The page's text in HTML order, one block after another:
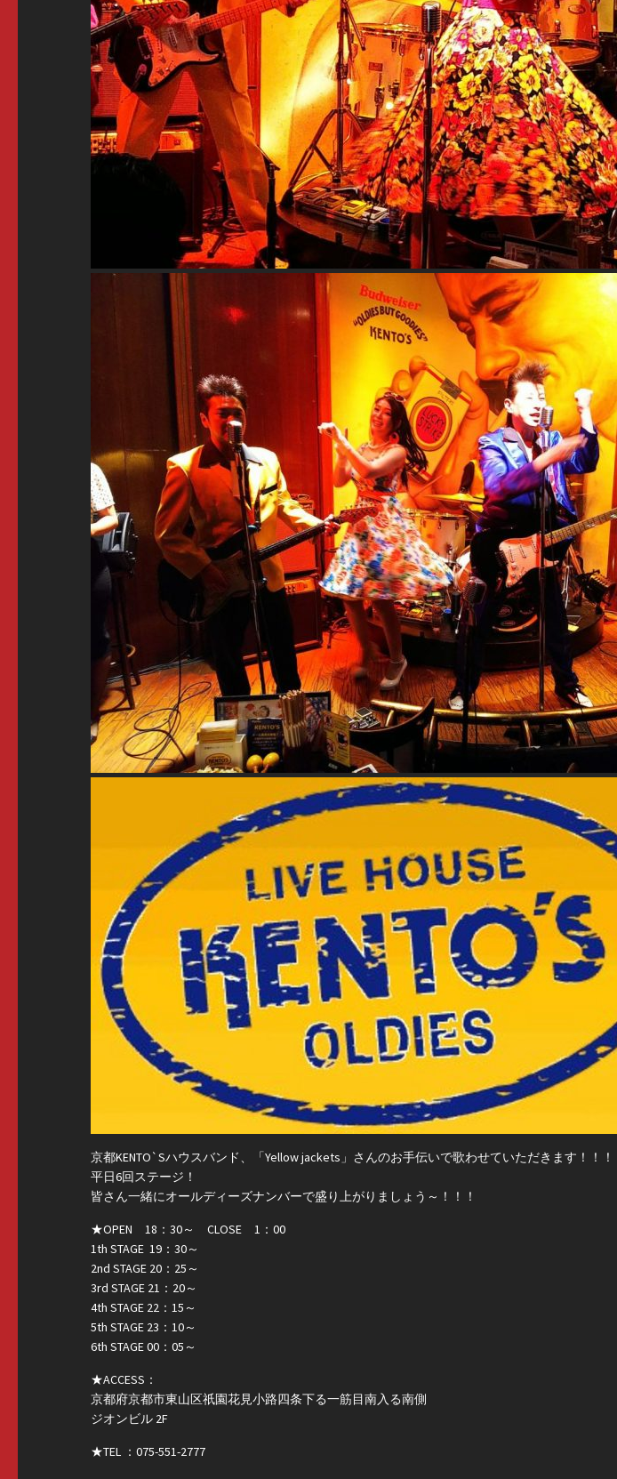
京都KENTO`Sハウスバンド、「Yellow jackets」さんのお手伝いで歌わせていただきます！！！
平日6回ステージ！
皆さん一緒にオールディーズナンバーで盛り上がりましょう～！！！
★OPEN 18：30～ CLOSE 1：00
1th STAGE 19：30～
2nd STAGE 20：25～
3rd STAGE 21：20～
4th STAGE 22：15～
5th STAGE 23：10～
6th STAGE 00：05～
★ACCESS：
京都府京都市東山区祇園花見小路四条下る一筋目南入る南側
ジオンビル 2F
★TEL ：075-551-2777